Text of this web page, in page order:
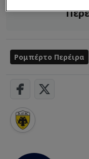
Ρομπέρτο Περέιρα